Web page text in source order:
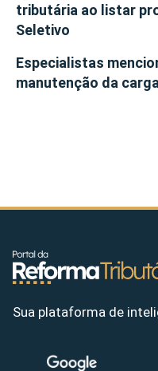
tributária ao listar
Seletivo
Especialistas
manutenção da
Sua plataforma de